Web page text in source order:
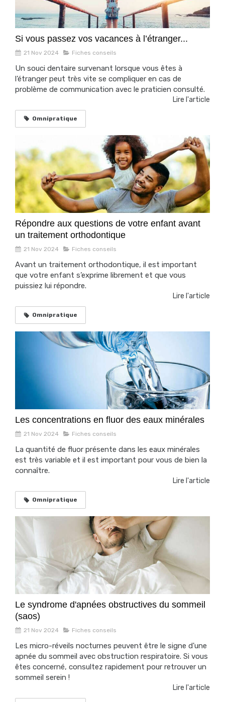
Si vous passez vos vacances à l’étranger...
21 Nov 2024 Fiches conseils
Un souci dentaire survenant lorsque vous êtes à
l’étranger peut très vite se compliquer en cas de
problème de communication avec le praticien consulté.
Lire l'article
Omnipratique
Répondre aux questions de votre enfant avant
un traitement orthodontique
21 Nov 2024 Fiches conseils
Avant un traitement orthodontique, il est important
que votre enfant s’exprime librement et que vous
puissiez lui répondre.
Lire l'article
Omnipratique
Les concentrations en fluor des eaux minérales
21 Nov 2024 Fiches conseils
La quantité de fluor présente dans les eaux minérales
est très variable et il est important pour vous de bien la
connaître.
Lire l'article
Omnipratique
Le syndrome d'apnées obstructives du sommeil
(saos)
21 Nov 2024 Fiches conseils
Les micro-réveils nocturnes peuvent être le signe d'une
apnée du sommeil avec obstruction respiratoire. Si vous
êtes concerné, consultez rapidement pour retrouver un
sommeil serein !
Lire l'article